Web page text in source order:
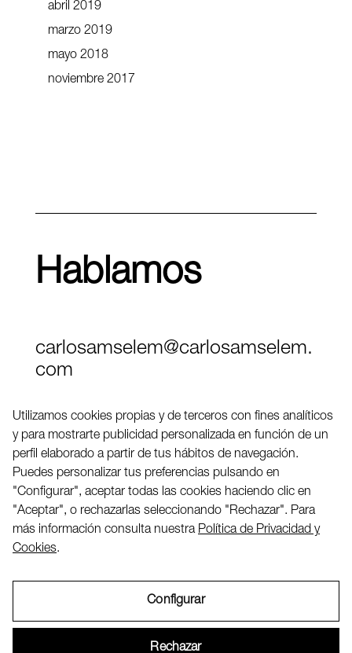
abril 2019
marzo 2019
mayo 2018
noviembre 2017
Hablamos
carlosamselem@carlosamselem.
com
Twitter
LinkedIN
2026 ©
Utilizamos cookies propias y de terceros con fines analíticos
y para mostrarte publicidad personalizada en función de un
perfil elaborado a partir de tus hábitos de navegación.
Puedes personalizar tus preferencias pulsando en
"Configurar", aceptar todas las cookies haciendo clic en
"Aceptar", o rechazarlas seleccionando "Rechazar". Para
más información consulta nuestra Política de Privacidad y
Cookies.
Configurar
Rechazar